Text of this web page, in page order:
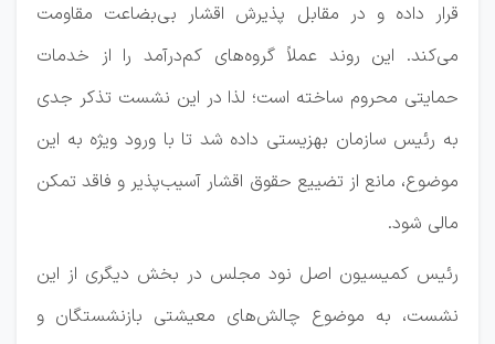
قرار داده و در مقابل پذیرش اقشار بی‌بضاعت مقاومت
می‌کند. این روند عملاً گروه‌های کم‌درآمد را از خدمات
حمایتی محروم ساخته است؛ لذا در این نشست تذکر جدی
به رئیس سازمان بهزیستی داده شد تا با ورود ویژه به این
موضوع، مانع از تضییع حقوق اقشار آسیب‌پذیر و فاقد تمکن
مالی شود.
رئیس کمیسیون اصل نود مجلس در بخش دیگری از این
نشست، به موضوع چالش‌های معیشتی بازنشستگان و